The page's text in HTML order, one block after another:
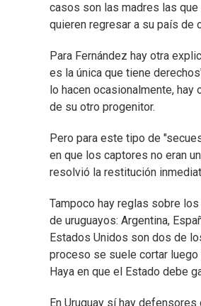
casos son las madres las que
quieren regresar a su país de
Para Fernández hay otra
es la única que tiene
lo hacen ocasionalmente,
de su otro progenitor.
Pero para este tipo de
en que los captores no eran
resolvió la restitución
Tampoco hay reglas sobre
de uruguayos: Argentina,
Estados Unidos son dos de
proceso se suele cortar luego
Haya en que el Estado debe
En Uruguay sí hay